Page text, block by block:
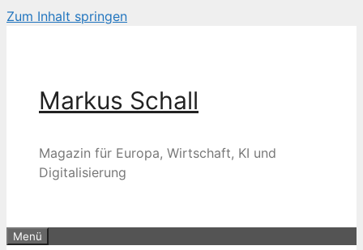
Zum Inhalt springen
Markus Schall
Magazin für Europa, Wirtschaft, KI und
Digitalisierung
Menü